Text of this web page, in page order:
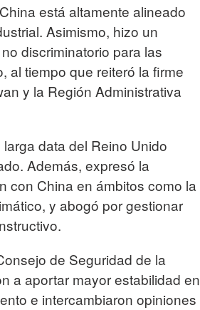
está altamente alineado
Asimismo, hizo un
discriminatorio para las
al tiempo que reiteró la firme
y la Región Administrativa
data del Reino Unido
Además, expresó la
con China en ámbitos como la
y abogó por gestionar
de Seguridad de la
a aportar mayor estabilidad en
e intercambiaron opiniones